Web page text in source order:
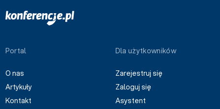
Portal
O nas
Artykuły
Kontakt
Dla użytkowników
Zarejestruj się
Zaloguj się
Asystent